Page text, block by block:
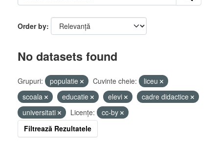
Order by
No datasets found
Grupuri: populatie Cuvinte cheie:
liceu
scoala
educatie elevi
cadre didactice
universitati
Licenţe:
cc-by
Filtrează Rezultatele